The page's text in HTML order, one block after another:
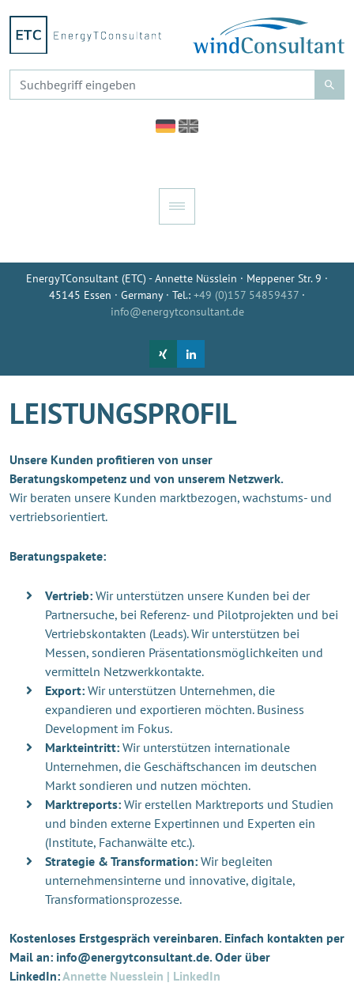
EnergyTConsultant (ETC) - Annette Nüsslein · Meppener Str. 9 ·
45145 Essen · Germany · Tel.: +49 (0)157 54859437 ·
info@energytconsultant.de
LEISTUNGSPROFIL
Unsere Kunden profitieren von unser
Beratungskompetenz und von unserem Netzwerk.
Wir beraten unsere Kunden marktbezogen, wachstums- und
vertriebsorientiert.
Beratungspakete:
Vertrieb: Wir unterstützen unsere Kunden bei der
Partnersuche, bei Referenz- und Pilotprojekten und bei
Vertriebskontakten (Leads). Wir unterstützen bei
Messen, sondieren Präsentationsmöglichkeiten und
vermitteln Netzwerkkontakte.
Export: Wir unterstützen Unternehmen, die
expandieren und exportieren möchten. Business
Development im Fokus.
Markteintritt: Wir unterstützen internationale
Unternehmen, die Geschäftschancen im deutschen
Markt sondieren und nutzen möchten.
Marktreports: Wir erstellen Marktreports und Studien
und binden externe Expertinnen und Experten ein
(Institute, Fachanwälte etc.).
Strategie & Transformation: Wir begleiten
unternehmensinterne und innovative, digitale,
Transformationsprozesse.
Kostenloses Erstgespräch vereinbaren. Einfach kontakten per
Mail an: info@energytconsultant.de. Oder über
LinkedIn:Annette Nuesslein | LinkedIn